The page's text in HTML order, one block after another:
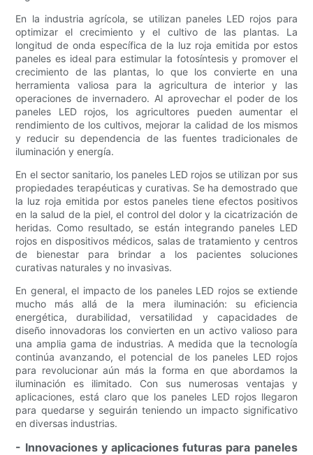
En la industria agrícola, se utilizan paneles LED rojos para
optimizar el crecimiento y el cultivo de las plantas. La
longitud de onda específica de la luz roja emitida por estos
paneles es ideal para estimular la fotosíntesis y promover el
crecimiento de las plantas, lo que los convierte en una
herramienta valiosa para la agricultura de interior y las
operaciones de invernadero. Al aprovechar el poder de los
paneles LED rojos, los agricultores pueden aumentar el
rendimiento de los cultivos, mejorar la calidad de los mismos
y reducir su dependencia de las fuentes tradicionales de
iluminación y energía.
En el sector sanitario, los paneles LED rojos se utilizan por sus
propiedades terapéuticas y curativas. Se ha demostrado que
la luz roja emitida por estos paneles tiene efectos positivos
en la salud de la piel, el control del dolor y la cicatrización de
heridas. Como resultado, se están integrando paneles LED
rojos en dispositivos médicos, salas de tratamiento y centros
de bienestar para brindar a los pacientes soluciones
curativas naturales y no invasivas.
En general, el impacto de los paneles LED rojos se extiende
mucho más allá de la mera iluminación: su eficiencia
energética, durabilidad, versatilidad y capacidades de
diseño innovadoras los convierten en un activo valioso para
una amplia gama de industrias. A medida que la tecnología
continúa avanzando, el potencial de los paneles LED rojos
para revolucionar aún más la forma en que abordamos la
iluminación es ilimitado. Con sus numerosas ventajas y
aplicaciones, está claro que los paneles LED rojos llegaron
para quedarse y seguirán teniendo un impacto significativo
en diversas industrias.
- Innovaciones y aplicaciones futuras para paneles